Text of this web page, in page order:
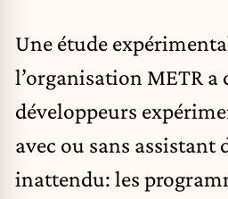
Une étude
l’organisation METR a
développeurs
avec ou sans assistant
inattendu: les